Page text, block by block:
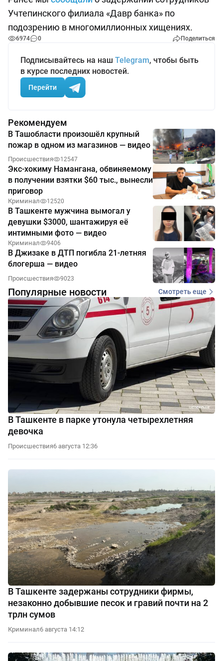
Учтепинского филиала «Давр банка» по
подозрению в многомиллионных хищениях.
6974 0 Поделиться
Подписывайтесь на наш Telegram, чтобы быть
в курсе последних новостей.
Перейти
Рекомендуем
В Ташобласти произошёл крупный
пожар в одном из магазинов — видео
Происшествия 12547
Экс-хокиму Намангана, обвиняемому
в получении взятки $60 тыс., вынесли
приговор
Криминал 12520
В Ташкенте мужчина вымогал у
девушки $3000, шантажируя её
интимными фото — видео
Криминал 9406
В Джизаке в ДТП погибла 21-летняя
блогерша — видео
Происшествия 9023
Популярные новости Смотреть еще
В Ташкенте в парке утонула четырехлетняя
девочка
Происшествия6 августа 12:36
В Ташкенте задержаны сотрудники фирмы,
незаконно добывшие песок и гравий почти на 2
трлн сумов
Криминал6 августа 14:12